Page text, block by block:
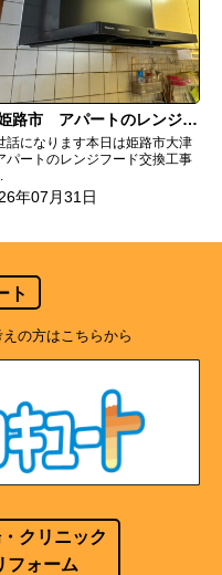
路市 アパートのレンジフード交換
話になります本日は姫路市大津
パートのレンジフード交換工事
年07月31日
ト
の方はこちらから
クリニック
フォーム